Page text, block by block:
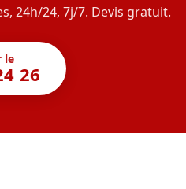
24h/24, 7j/7. Devis gratuit.
le
26